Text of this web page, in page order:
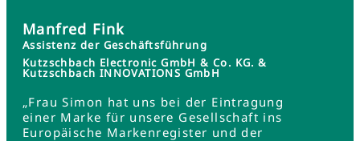
Manfred Fink
Assistenz der Geschäftsführung
Kutzschbach Electronic GmbH & Co. KG. &
Kutzschbach INNOVATIONS GmbH
„Frau Simon hat uns bei der Eintragung
einer Marke für unsere Gesellschaft ins
Europäische Markenregister und der